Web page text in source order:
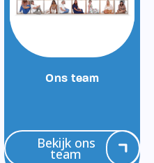
Ons team
Bekijk ons
team